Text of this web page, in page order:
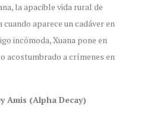
la apacible vida rural de
cuando aparece un cadáver en
incómoda, Xuana pone en
acostumbrado a crímenes en
Amis (Alpha Decay)